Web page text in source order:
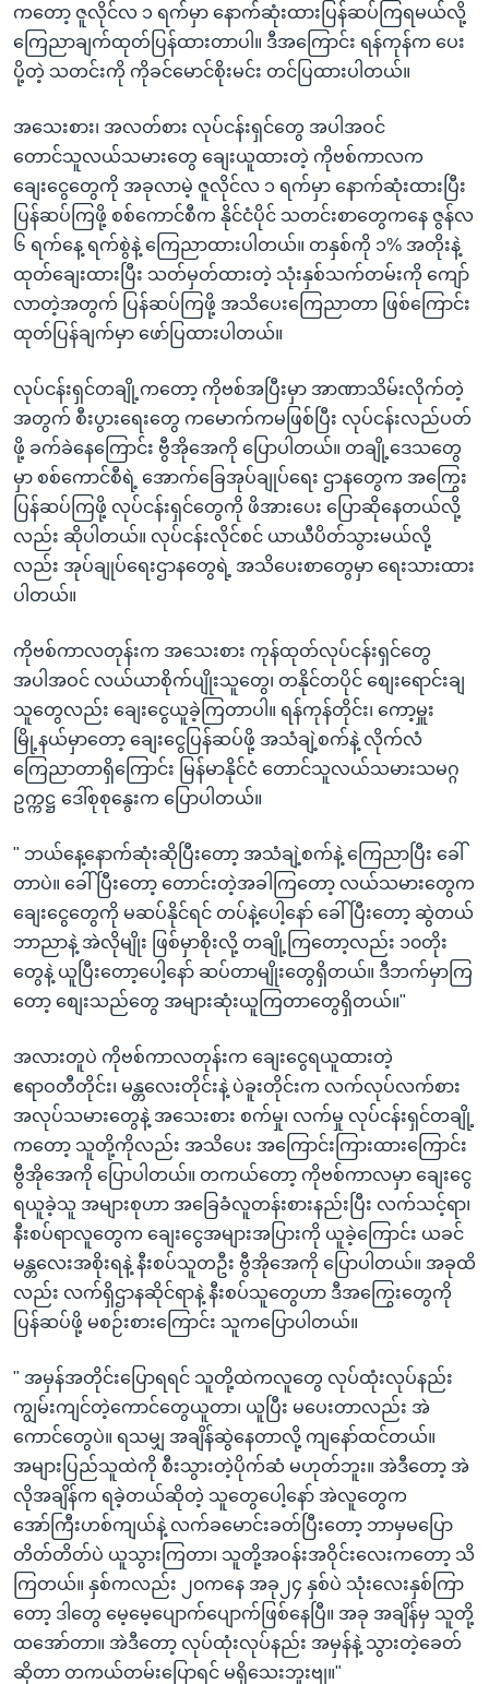
ရန်ကတော့ ဇူလိုင်လ ၁ ရက်မှာ နောက်ဆုံးထားပြန်ဆပ်ကြရမယ်လို့
ကြေညာချက်ထုတ်ပြန်ထားတာပါ။ ဒီအကြောင်း ရန်ကုန်က ပေး
ပို့တဲ့ သတင်းကို ကိုခင်မောင်စိုးမင်း တင်ပြထားပါတယ်။
အသေးစား၊ အလတ်စား လုပ်ငန်းရှင်တွေ အပါအဝင်
တောင်သူလယ်သမားတွေ ချေးယူထားတဲ့ ကိုဗစ်ကာလက
ချေးငွေတွေကို အခုလာမဲ့ ဇူလိုင်လ ၁ ရက်မှာ နောက်ဆုံးထားပြီး
ပြန်ဆပ်ကြဖို့ စစ်ကောင်စီက နိုင်ငံပိုင် သတင်းစာတွေကနေ ဇွန်လ
၆ ရက်နေ့ ရက်စွဲနဲ့ ကြေညာထားပါတယ်။ တနှစ်ကို ၁% အတိုးနဲ့
ထုတ်ချေးထားပြီး သတ်မှတ်ထားတဲ့ သုံးနှစ်သက်တမ်းကို ကျော်
လာတဲ့အတွက် ပြန်ဆပ်ကြဖို့ အသိပေးကြေညာတာ ဖြစ်ကြောင်း
ထုတ်ပြန်ချက်မှာ ဖော်ပြထားပါတယ်။
လုပ်ငန်းရှင်တချို့ကတော့ ကိုဗစ်အပြီးမှာ အာဏာသိမ်းလိုက်တဲ့
အတွက် စီးပွားရေးတွေ ကမောက်ကမဖြစ်ပြီး လုပ်ငန်းလည်ပတ်
ဖို့ ခက်ခဲနေကြောင်း ဗွီအိုအေကို ပြောပါတယ်။ တချို့ဒေသတွေ
မှာ စစ်ကောင်စီရဲ့ အောက်ခြေအုပ်ချုပ်ရေး ဌာနတွေက အကြွေး
ပြန်ဆပ်ကြဖို့ လုပ်ငန်းရှင်တွေကို ဖိအားပေး ပြောဆိုနေတယ်လို့
လည်း ဆိုပါတယ်။ လုပ်ငန်းလိုင်စင် ယာယီပိတ်သွားမယ်လို့
လည်း အုပ်ချုပ်ရေးဌာနတွေရဲ့ အသိပေးစာတွေမှာ ရေးသားထား
ပါတယ်။
ကိုဗစ်ကာလတုန်းက အသေးစား ကုန်ထုတ်လုပ်ငန်းရှင်တွေ
အပါအဝင် လယ်ယာစိုက်ပျိုးသူတွေ၊ တနိုင်တပိုင် စျေးရောင်းချ
သူတွေလည်း ချေးငွေယူခဲ့ကြတာပါ။ ရန်ကုန်တိုင်း၊ ကော့မှူး
မြို့နယ်မှာတော့ ချေးငွေပြန်ဆပ်ဖို့ အသံချဲ့စက်နဲ့ လိုက်လံ
ကြေညာတာရှိကြောင်း မြန်မာနိုင်ငံ တောင်သူလယ်သမားသမဂ္ဂ
ဥက္ကဋ္ဌ ဒေါ်စုစုနွေးက ပြောပါတယ်။
" ဘယ်နေ့နောက်ဆုံးဆိုပြီးတော့ အသံချဲ့စက်နဲ့ ကြေညာပြီး ခေါ်
တာပဲ။ ခေါ်ပြီးတော့ တောင်းတဲ့အခါကြတော့ လယ်သမားတွေက
ချေးငွေတွေကို မဆပ်နိုင်ရင် တပ်နဲ့ပေါ့နော် ခေါ်ပြီးတော့ ဆွဲတယ်
ဘာညာနဲ့ အဲလိုမျိုး ဖြစ်မှာစိုးလို့ တချို့ကြတော့လည်း ၁၀တိုး
တွေနဲ့ ယူပြီးတော့ပေါ့နော် ဆပ်တာမျိုးတွေရှိတယ်။ ဒီဘက်မှာကြ
တော့ စျေးသည်တွေ အများဆုံးယူကြတာတွေရှိတယ်။"
အလားတူပဲ ကိုဗစ်ကာလတုန်းက ချေးငွေရယူထားတဲ့
ဧရာဝတီတိုင်း၊ မန္တလေးတိုင်းနဲ့ ပဲခူးတိုင်းက လက်လုပ်လက်စား
အလုပ်သမားတွေနဲ့ အသေးစား စက်မှု၊ လက်မှု လုပ်ငန်းရှင်တချို့
ကတော့ သူတို့ကိုလည်း အသိပေး အကြောင်းကြားထားကြောင်း
ဗွီအိုအေကို ပြောပါတယ်။ တကယ်တော့ ကိုဗစ်ကာလမှာ ချေးငွေ
ရယူခဲ့သူ အများစုဟာ အခြေခံလူတန်းစားနည်းပြီး လက်သင့်ရာ၊
နီးစပ်ရာလူတွေက ချေးငွေအများအပြားကို ယူခဲ့ကြောင်း ယခင်
မန္တလေးအစိုးရနဲ့ နီးစပ်သူတဦး ဗွီအိုအေကို ပြောပါတယ်။ အခုထိ
လည်း လက်ရှိဌာနဆိုင်ရာနဲ့ နီးစပ်သူတွေဟာ ဒီအကြွေးတွေကို
ပြန်ဆပ်ဖို့ မစဉ်းစားကြောင်း သူကပြောပါတယ်။
" အမှန်အတိုင်းပြောရရင် သူတို့ထဲကလူတွေ လုပ်ထုံးလုပ်နည်း
ကျွမ်းကျင်တဲ့ကောင်တွေယူတာ၊ ယူပြီး မပေးတာလည်း အဲ
ကောင်တွေပဲ။ ရသမျှ အချိန်ဆွဲနေတာလို့ ကျနော်ထင်တယ်။
အများပြည်သူထဲကို စီးသွားတဲ့ပိုက်ဆံ မဟုတ်ဘူး။ အဲဒီတော့ အဲ
လိုအချိန်က ရခဲ့တယ်ဆိုတဲ့ သူတွေပေါ့နော် အဲလူတွေက
အော်ကြီးဟစ်ကျယ်နဲ့ လက်ခမောင်းခတ်ပြီးတော့ ဘာမှမပြော
တိတ်တိတ်ပဲ ယူသွားကြတာ၊ သူတို့အဝန်းအဝိုင်းလေးကတော့ သိ
ကြတယ်။ နှစ်ကလည်း ၂၀ကနေ အခု၂၄ နှစ်ပဲ သုံးလေးနှစ်ကြာ
တော့ ဒါတွေ မေ့မေ့ပျောက်ပျောက်ဖြစ်နေပြီ။ အခု အချိန်မှ သူတို့
ထအော်တာ။ အဲဒီတော့ လုပ်ထုံးလုပ်နည်း အမှန်နဲ့ သွားတဲ့ခေတ်
ဆိုတာ တကယ်တမ်းပြောရင် မရှိသေးဘူးဗျ။"